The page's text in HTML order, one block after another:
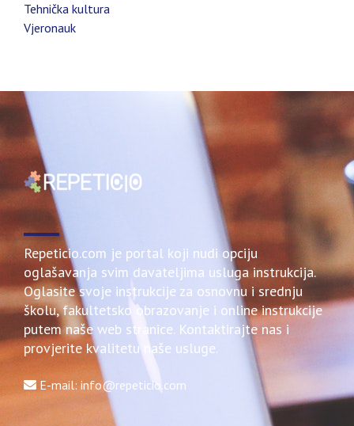
Tehnička kultura
Vjeronauk
Repeticio.com je portal koji nudi opciju
oglašavanja svim davateljima usluga instrukcija.
Oglasite svoje instrukcije za osnovnu i srednju
školu, fakultetsko obrazovanje i online instrukcije
putem naše web stranice. Kontaktirajte nas i
provjerite kvalitetu naše usluge.
E-mail: info@repeticio.com